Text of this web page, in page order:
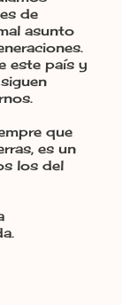
de
asunto
este país y
que
es un
los del